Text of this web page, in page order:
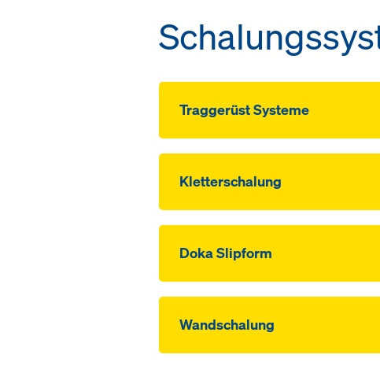
Traggerüst Systeme
Kletterschalung
Doka Slipform
Wandschalung